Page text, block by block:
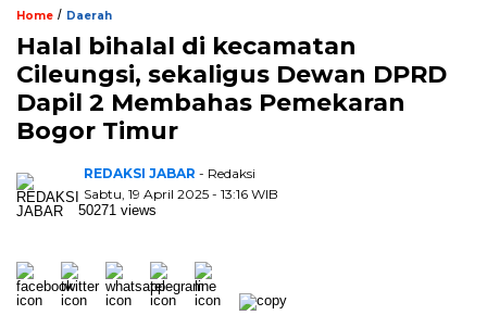
Home / Daerah
Halal bihalal di kecamatan
Cileungsi, sekaligus Dewan DPRD
Dapil 2 Membahas Pemekaran
Bogor Timur
REDAKSI JABAR - Redaksi
Sabtu, 19 April 2025 - 13:16 WIB
50271 views